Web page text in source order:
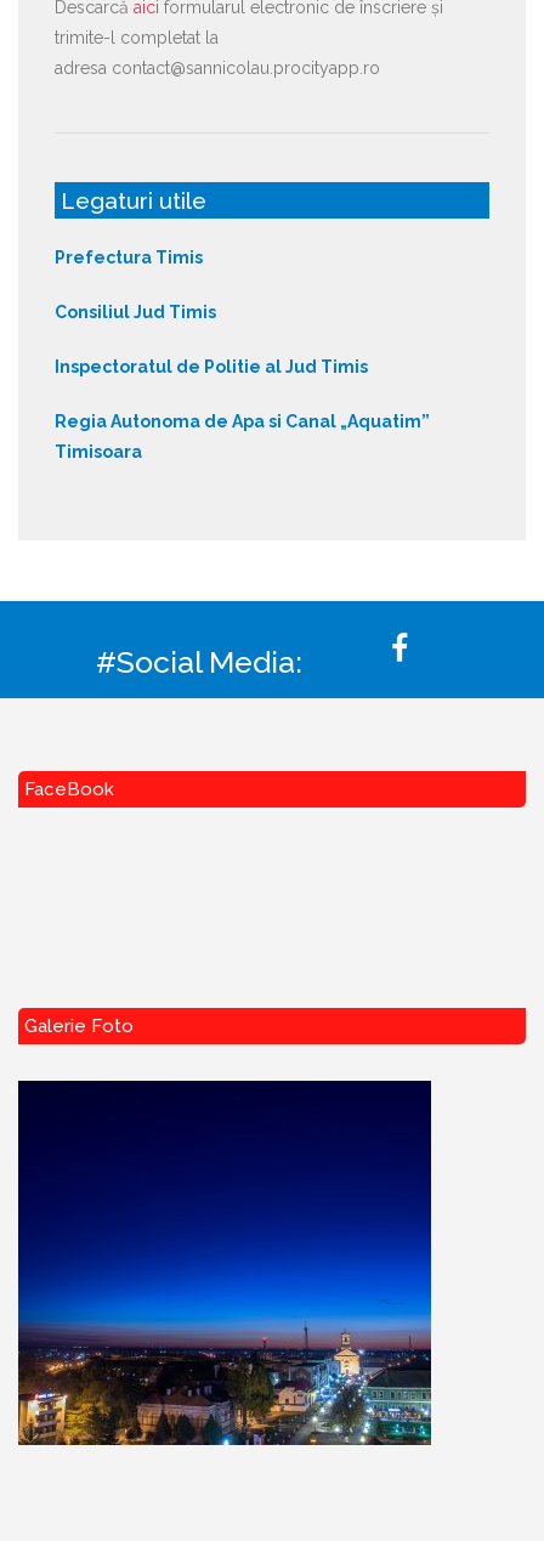
Descarcă aici formularul electronic de înscriere și
trimite-l completat la
adresa contact@sannicolau.procityapp.ro
Legaturi utile
Prefectura Timis
Consiliul Jud Timis
Inspectoratul de Politie al Jud Timis
Regia Autonoma de Apa si Canal „Aquatim”
Timisoara
#Social Media:
FaceBook
Galerie Foto